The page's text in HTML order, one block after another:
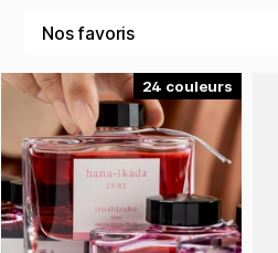
uniques et convient bien pour celui
fonctionne aussi bien pour l'écriture
calligraphie ou l'illustration.
La série comprend encres en 50 ml et
Les fioles à encre sont très
pratiquement formées. Les couleurs
également proposées comme
24